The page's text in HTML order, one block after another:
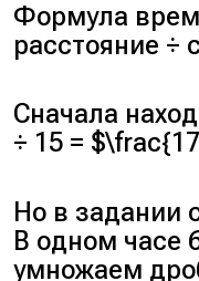
Формула
расстояние ÷
Сначала
÷ 15 =
Но в задании
В одном часе
умножаем